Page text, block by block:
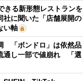
きる新形態レストランを
に聞いた「店舗展開の
い軸
「ボンドロ」は依然品
通し一部で値崩れ 「選